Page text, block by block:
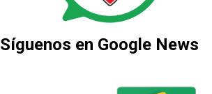
Síguenos en Google News